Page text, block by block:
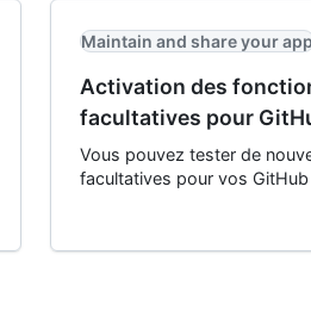
Maintain and share your
Activation des
facultatives pour
Vous pouvez tester de
facultatives pour vos